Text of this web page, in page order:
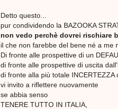
Detto questo...
pur condividendo la BAZOOKA
non vedo perchè dovrei rischiare
il che non farebbe del bene né a me
Di fronte alle prospettive di un
di fronte alle prospettive di uscita
di fronte alla più totale INCERTEZZA
vi invito a riflettere nuovamente
se abbia senso
TENERE TUTTO IN ITALIA,